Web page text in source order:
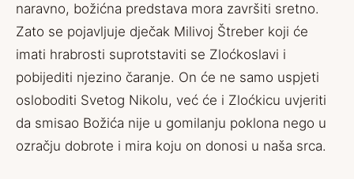
naravno, božićna predstava mora završiti sretno.
Zato se pojavljuje dječak Milivoj Štreber koji će
imati hrabrosti suprotstaviti se Zloćkoslavi i
pobijediti njezino čaranje. On će ne samo uspjeti
osloboditi Svetog Nikolu, već će i Zloćkicu uvjeriti
da smisao Božića nije u gomilanju poklona nego u
ozračju dobrote i mira koju on donosi u naša srca.